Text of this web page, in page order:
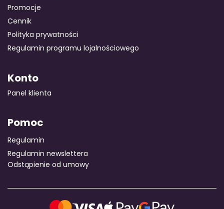
Promocje
Cennik
Polityka prywatności
Regulamin programu lojalnościowego
Konto
Panel klienta
Pomoc
Regulamin
Regulamin newslettera
Odstąpienie od umowy